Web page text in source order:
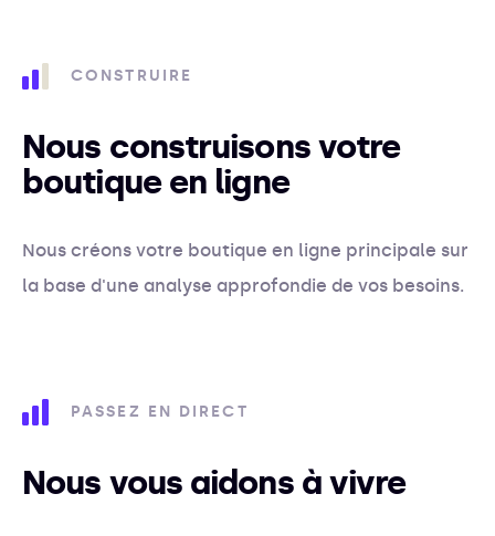
CONSTRUIRE
Nous construisons votre
boutique en ligne
Nous créons votre boutique en ligne principale sur
la base d'une analyse approfondie de vos besoins.
PASSEZ EN DIRECT
Nous vous aidons à vivre